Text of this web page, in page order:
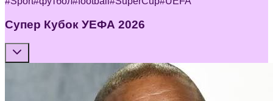
Супер Кубок УЕФА 2026